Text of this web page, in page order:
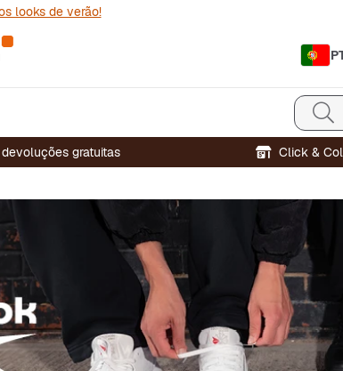
looks de verão!
gratuitas Click &